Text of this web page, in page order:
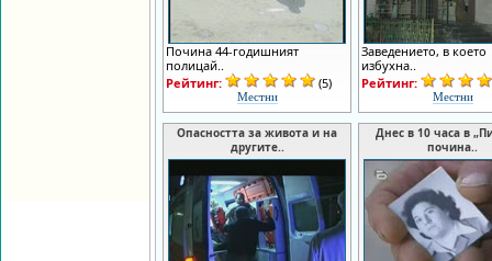
Почина 44-годишният
полицай..
Рейтинг:
(5)
Местни
Заведението, в което
избухна..
Рейтинг:
Местни
Опасността за живота и на
другите..
Днес в 10 часа в
почина..